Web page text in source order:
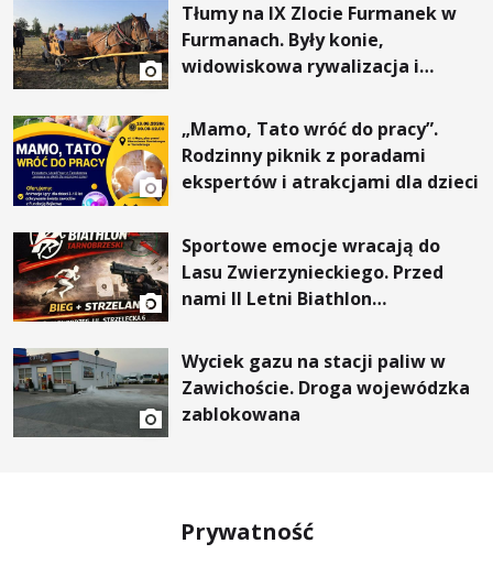
Tłumy na IX Zlocie Furmanek w
Furmanach. Były konie,
widowiskowa rywalizacja i
„Mamo, Tato wróć do pracy”.
Rodzinny piknik z poradami
ekspertów i atrakcjami dla dzieci
Sportowe emocje wracają do
Lasu Zwierzynieckiego. Przed
nami II Letni Biathlon
Wyciek gazu na stacji paliw w
Zawichoście. Droga wojewódzka
zablokowana
Prywatność